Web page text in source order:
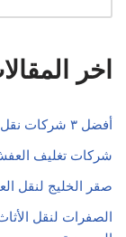
اخر
أفضل ٣ شركات نقل عفش في جدة لعام ٢٠٢٥ م
شركات تغليف
صقر الخليج لنقل
الصفرات لنقل